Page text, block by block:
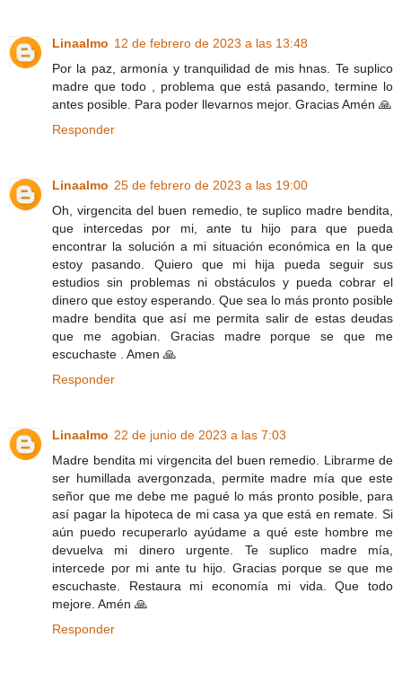
Linaalmo 12 de febrero de 2023 a las 13:48
Por la paz, armonía y tranquilidad de mis hnas. Te suplico
madre que todo , problema que está pasando, termine lo
antes posible. Para poder llevarnos mejor. Gracias Amén 🙏
Responder
Linaalmo 25 de febrero de 2023 a las 19:00
Oh, virgencita del buen remedio, te suplico madre bendita,
que intercedas por mi, ante tu hijo para que pueda
encontrar la solución a mi situación económica en la que
estoy pasando. Quiero que mi hija pueda seguir sus
estudios sin problemas ni obstáculos y pueda cobrar el
dinero que estoy esperando. Que sea lo más pronto posible
madre bendita que así me permita salir de estas deudas
que me agobian. Gracias madre porque se que me
escuchaste . Amen 🙏
Responder
Linaalmo 22 de junio de 2023 a las 7:03
Madre bendita mi virgencita del buen remedio. Librarme de
ser humillada avergonzada, permite madre mía que este
señor que me debe me pagué lo más pronto posible, para
así pagar la hipoteca de mi casa ya que está en remate. Si
aún puedo recuperarlo ayúdame a qué este hombre me
devuelva mi dinero urgente. Te suplico madre mía,
intercede por mi ante tu hijo. Gracias porque se que me
escuchaste. Restaura mi economía mi vida. Que todo
mejore. Amén 🙏
Responder